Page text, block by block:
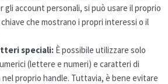
gli account personali, si può usare il proprio
che mostrano i propri interessi o il
speciali: È possibile utilizzare solo
(lettere e numeri) e caratteri di
proprio handle. Tuttavia, è bene evitare